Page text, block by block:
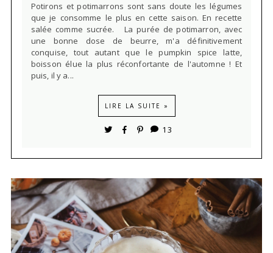
Potirons et potimarrons sont sans doute les légumes
que je consomme le plus en cette saison. En recette
salée comme sucrée. La purée de potimarron, avec
une bonne dose de beurre, m'a définitivement
conquise, tout autant que le pumpkin spice latte,
boisson élue la plus réconfortante de l'automne ! Et
puis, il y a...
LIRE LA SUITE »
13